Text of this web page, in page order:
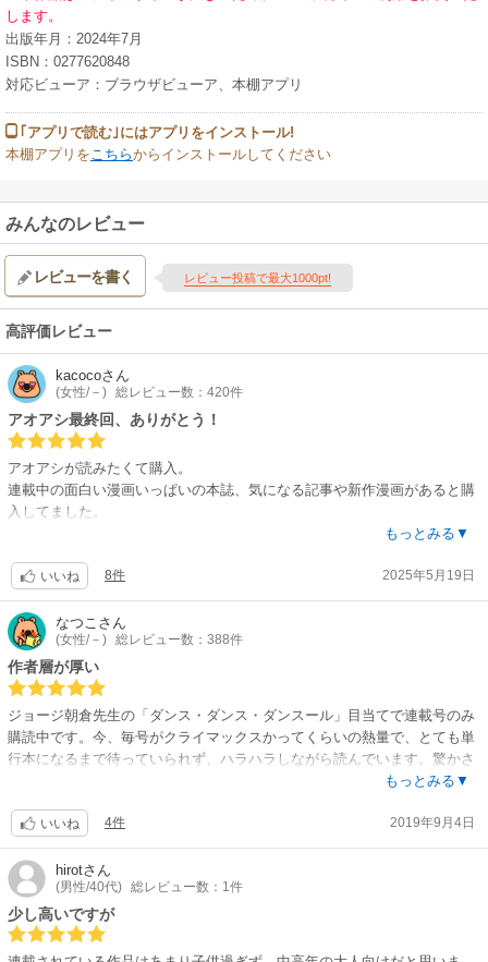
します。
出版年月：2024年7月
ISBN：0277620848
対応ビューア：ブラウザビューア、本棚アプリ
｢アプリで読む｣にはアプリをインストール!
本棚アプリを こちらからインストールしてください
みんなのレビュー
レビューを書く レビュー投稿で最大1000pt!
高評価レビュー
kacocoさん
(女性/－) 総レビュー数：420件
アオアシ最終回、ありがとう！
アオアシが読みたくて購入。
連載中の面白い漫画いっぱいの本誌、気になる記事や新作漫画があると購
入してました。
でも今刊からアオアシ最終回まで毎週買います！遂に最終の40巻に突入…
スポコン大好きな私にとって、忘れられないスポコン神漫画のひとつにな
りました。
ーーーもしも あなたが、
日常の中で、休日のふとした中で
サッカーの試合をする子供たちを見たとする。
今まではソレが目に入らなかっただけで、
実は、本当にあなたのすぐ近くでサッカーをやっている。
今が楽しくて仕方なくて、夢中でボールを追いかけている子もいる。
小学生だろうか、中学生だろうか、高校生かも。
少しだけでも足を止めて眺めて、心の中でエールを送ってほしい。
あの汚れたボールを追いかけ続け、
いつか世紀の戦いに出向く子供達がその中に居るかもしれない。
もっとみる▼
いいね 8件 2025年5月19日
なつこ さん
(女性/－) 総レビュー数：388件
作者層が厚い
ジョージ朝倉先生の「ダンス・ダンス・ダンスール」目当てで連載号のみ
購読中です。今、毎号がクライマックスかってくらいの熱量で、とても単
行本になるまで待っていられず、ハラハラしながら読んでいます。驚かさ
れることに連載タイトルが他雑誌と比べて何倍もあり、連載のペースを各
のキープと量産を一雑誌が担っています。雑誌に関わる皆さんが、作者さ
んを大事にされていることが伝わってきます。応援したい雑誌です。
もっとみる▼
いいね 4件 2019年9月4日
hirotさん
(男性/40代) 総レビュー数：1件
少し高いですが